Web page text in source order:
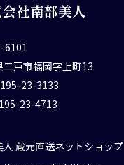
社南部美人
6101
二戸市福岡字上町13
23-3133
23-4713
人 蔵元直送ネットショップ